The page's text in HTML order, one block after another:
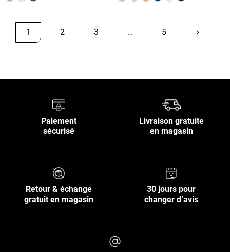
1 2 3 … 5 keyboard_arrow_rightSuivant
Paiement
sécurisé
Livraison gratuite
en magasin
Retour & échange
gratuit en magasin
30 jours pour
changer d’avis